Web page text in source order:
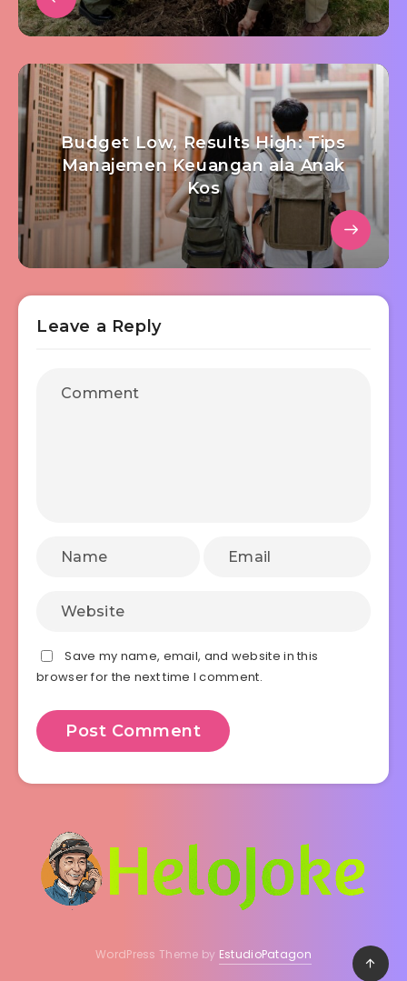
Budget Low, Results High: Tips
Manajemen Keuangan ala Anak
Kos
Leave a Reply
Save my name, email, and website in this
browser for the next time I comment.
WordPress Theme by EstudioPatagon